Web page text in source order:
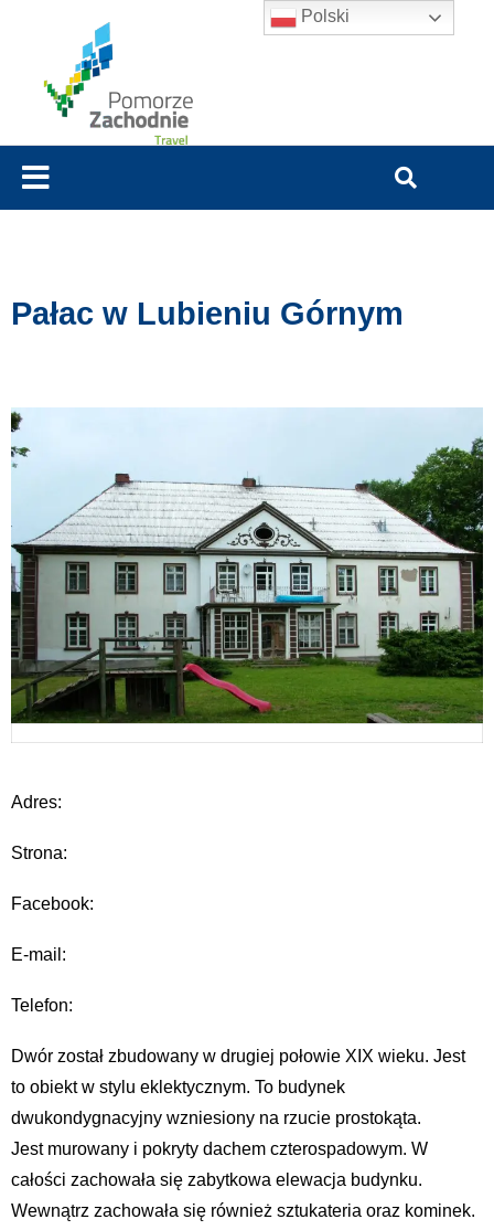
Pałac w Lubieniu Górnym
Adres:
Strona:
Facebook:
E-mail:
Telefon:
Dwór został zbudowany w drugiej połowie XIX wieku. Jest
to obiekt w stylu eklektycznym. To budynek
dwukondygnacyjny wzniesiony na rzucie prostokąta.
Jest murowany i pokryty dachem czterospadowym. W
całości zachowała się zabytkowa elewacja budynku.
Wewnątrz zachowała się również sztukateria oraz kominek.
Polski